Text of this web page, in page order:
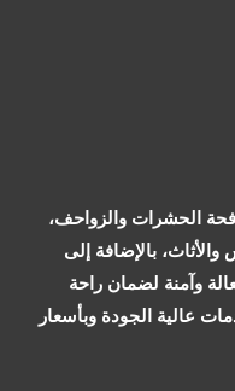
الحشرات والزواحف،
بالإضافة إلى
وآمنة لضمان راحة
عالية الجودة وبأسعار